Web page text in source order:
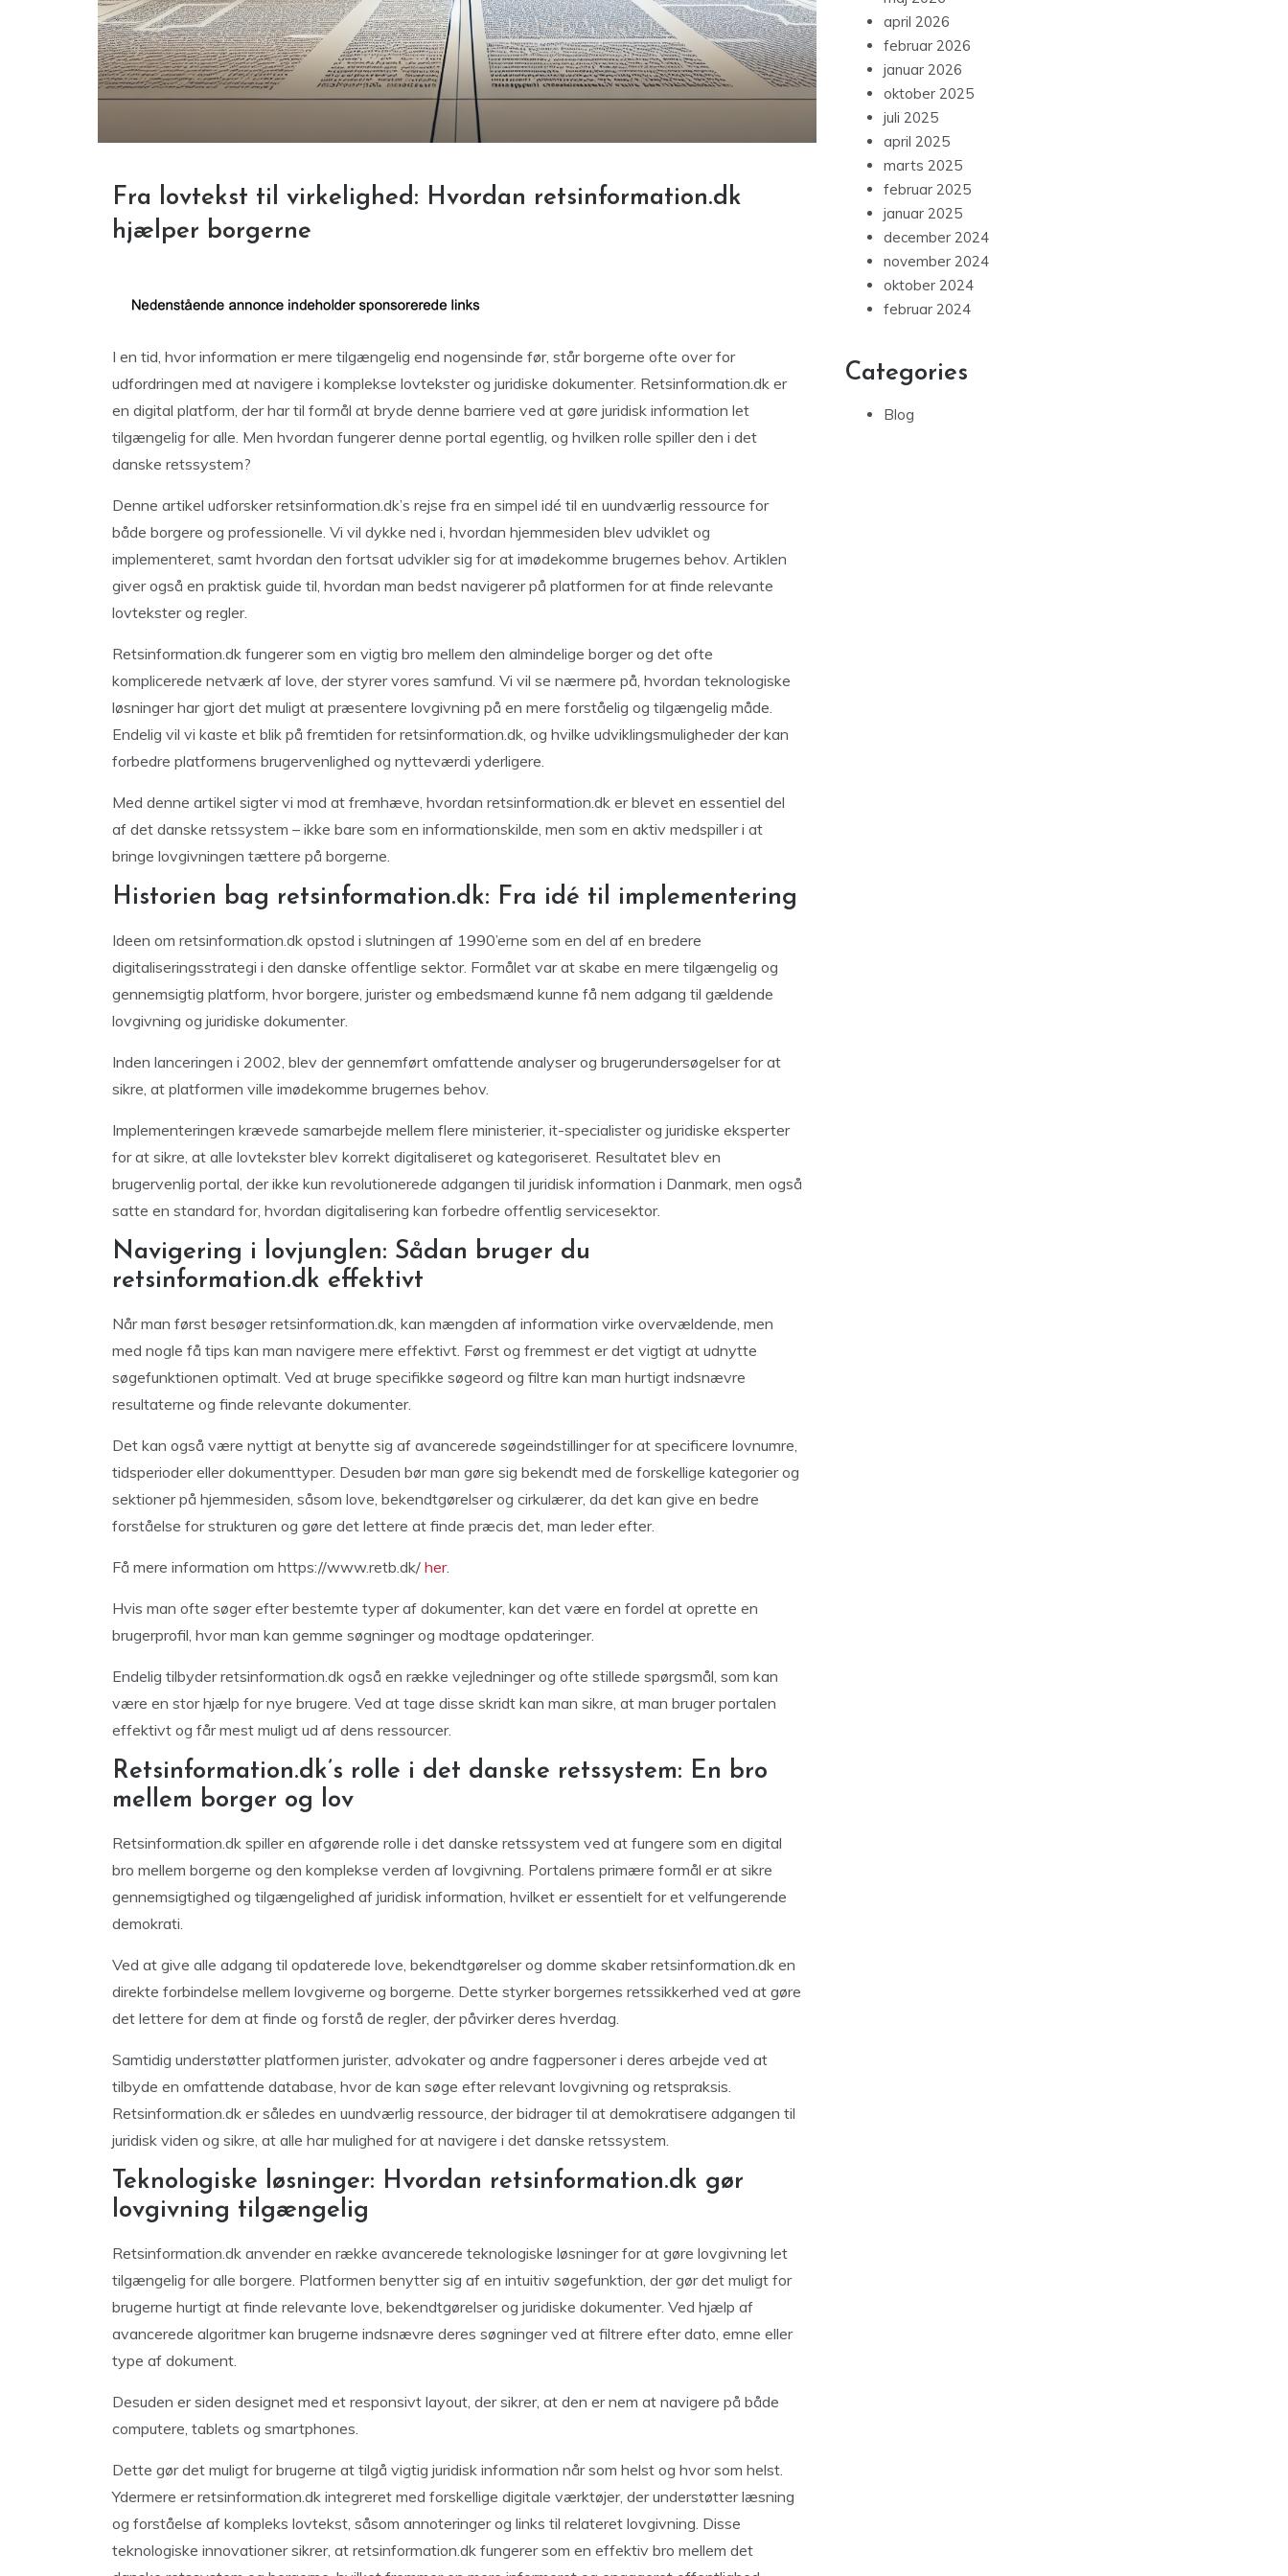
Fra lovtekst til virkelighed: Hvordan retsinformation.dk
hjælper borgerne
I en tid, hvor information er mere tilgængelig end nogensinde før, står borgerne ofte over for
udfordringen med at navigere i komplekse lovtekster og juridiske dokumenter. Retsinformation.dk er
en digital platform, der har til formål at bryde denne barriere ved at gøre juridisk information let
tilgængelig for alle. Men hvordan fungerer denne portal egentlig, og hvilken rolle spiller den i det
danske retssystem?
Denne artikel udforsker retsinformation.dk’s rejse fra en simpel idé til en uundværlig ressource for
både borgere og professionelle. Vi vil dykke ned i, hvordan hjemmesiden blev udviklet og
implementeret, samt hvordan den fortsat udvikler sig for at imødekomme brugernes behov. Artiklen
giver også en praktisk guide til, hvordan man bedst navigerer på platformen for at finde relevante
lovtekster og regler.
Retsinformation.dk fungerer som en vigtig bro mellem den almindelige borger og det ofte
komplicerede netværk af love, der styrer vores samfund. Vi vil se nærmere på, hvordan teknologiske
løsninger har gjort det muligt at præsentere lovgivning på en mere forståelig og tilgængelig måde.
Endelig vil vi kaste et blik på fremtiden for retsinformation.dk, og hvilke udviklingsmuligheder der kan
forbedre platformens brugervenlighed og nytteværdi yderligere.
Med denne artikel sigter vi mod at fremhæve, hvordan retsinformation.dk er blevet en essentiel del
af det danske retssystem – ikke bare som en informationskilde, men som en aktiv medspiller i at
bringe lovgivningen tættere på borgerne.
Historien bag retsinformation.dk: Fra idé til implementering
Ideen om retsinformation.dk opstod i slutningen af 1990’erne som en del af en bredere
digitaliseringsstrategi i den danske offentlige sektor. Formålet var at skabe en mere tilgængelig og
gennemsigtig platform, hvor borgere, jurister og embedsmænd kunne få nem adgang til gældende
lovgivning og juridiske dokumenter.
Inden lanceringen i 2002, blev der gennemført omfattende analyser og brugerundersøgelser for at
sikre, at platformen ville imødekomme brugernes behov.
Implementeringen krævede samarbejde mellem flere ministerier, it-specialister og juridiske eksperter
for at sikre, at alle lovtekster blev korrekt digitaliseret og kategoriseret. Resultatet blev en
brugervenlig portal, der ikke kun revolutionerede adgangen til juridisk information i Danmark, men også
satte en standard for, hvordan digitalisering kan forbedre offentlig servicesektor.
Navigering i lovjunglen: Sådan bruger du
retsinformation.dk effektivt
Når man først besøger retsinformation.dk, kan mængden af information virke overvældende, men
med nogle få tips kan man navigere mere effektivt. Først og fremmest er det vigtigt at udnytte
søgefunktionen optimalt. Ved at bruge specifikke søgeord og filtre kan man hurtigt indsnævre
resultaterne og finde relevante dokumenter.
Det kan også være nyttigt at benytte sig af avancerede søgeindstillinger for at specificere lovnumre,
tidsperioder eller dokumenttyper. Desuden bør man gøre sig bekendt med de forskellige kategorier og
sektioner på hjemmesiden, såsom love, bekendtgørelser og cirkulærer, da det kan give en bedre
forståelse for strukturen og gøre det lettere at finde præcis det, man leder efter.
Få mere information om https://www.retb.dk/ her.
Hvis man ofte søger efter bestemte typer af dokumenter, kan det være en fordel at oprette en
brugerprofil, hvor man kan gemme søgninger og modtage opdateringer.
Endelig tilbyder retsinformation.dk også en række vejledninger og ofte stillede spørgsmål, som kan
være en stor hjælp for nye brugere. Ved at tage disse skridt kan man sikre, at man bruger portalen
effektivt og får mest muligt ud af dens ressourcer.
Retsinformation.dk’s rolle i det danske retssystem: En bro
mellem borger og lov
Retsinformation.dk spiller en afgørende rolle i det danske retssystem ved at fungere som en digital
bro mellem borgerne og den komplekse verden af lovgivning. Portalens primære formål er at sikre
gennemsigtighed og tilgængelighed af juridisk information, hvilket er essentielt for et velfungerende
demokrati.
Ved at give alle adgang til opdaterede love, bekendtgørelser og domme skaber retsinformation.dk en
direkte forbindelse mellem lovgiverne og borgerne. Dette styrker borgernes retssikkerhed ved at gøre
det lettere for dem at finde og forstå de regler, der påvirker deres hverdag.
Samtidig understøtter platformen jurister, advokater og andre fagpersoner i deres arbejde ved at
tilbyde en omfattende database, hvor de kan søge efter relevant lovgivning og retspraksis.
Retsinformation.dk er således en uundværlig ressource, der bidrager til at demokratisere adgangen til
juridisk viden og sikre, at alle har mulighed for at navigere i det danske retssystem.
Teknologiske løsninger: Hvordan retsinformation.dk gør
lovgivning tilgængelig
Retsinformation.dk anvender en række avancerede teknologiske løsninger for at gøre lovgivning let
tilgængelig for alle borgere. Platformen benytter sig af en intuitiv søgefunktion, der gør det muligt for
brugerne hurtigt at finde relevante love, bekendtgørelser og juridiske dokumenter. Ved hjælp af
avancerede algoritmer kan brugerne indsnævre deres søgninger ved at filtrere efter dato, emne eller
type af dokument.
Desuden er siden designet med et responsivt layout, der sikrer, at den er nem at navigere på både
computere, tablets og smartphones.
Dette gør det muligt for brugerne at tilgå vigtig juridisk information når som helst og hvor som helst.
Ydermere er retsinformation.dk integreret med forskellige digitale værktøjer, der understøtter læsning
og forståelse af kompleks lovtekst, såsom annoteringer og links til relateret lovgivning. Disse
teknologiske innovationer sikrer, at retsinformation.dk fungerer som en effektiv bro mellem det
april 2026
februar 2026
januar 2026
oktober 2025
juli 2025
april 2025
marts 2025
februar 2025
januar 2025
december 2024
november 2024
oktober 2024
februar 2024
Categories
Blog